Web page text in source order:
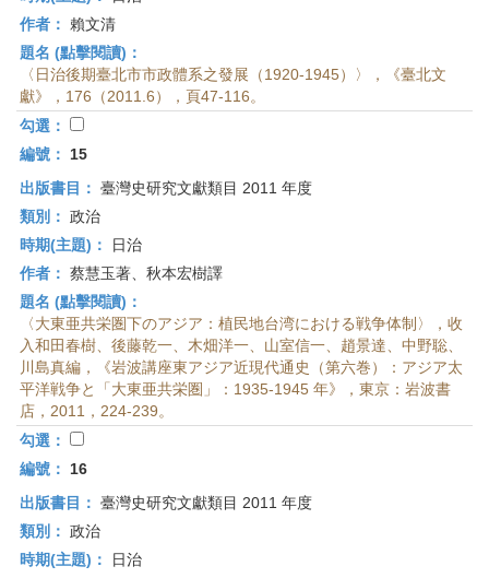
作者：
賴文清
題名 (點擊閱讀)：
〈日治後期臺北市市政體系之發展（1920-1945）〉，《臺北文
獻》，176（2011.6），頁47-116。
勾選：
編號：
15
出版書目： 臺灣史研究文獻類目 2011 年度
類別： 政治
時期(主題)：
日治
作者： 蔡慧玉著、秋本宏樹譯
題名 (點擊閱讀)：
〈大東亜共栄圏下のアジア：植民地台湾における戦争体制〉，收
入和田春樹、後藤乾一、木畑洋一、山室信一、趙景達、中野聡、
川島真編，《岩波講座東アジア近現代通史（第六巻）：アジア太
平洋戦争と「大東亜共栄圏」：1935-1945 年》，東京：岩波書
店，2011，224-239。
勾選：
編號：
16
出版書目： 臺灣史研究文獻類目 2011 年度
類別： 政治
時期(主題)：
日治